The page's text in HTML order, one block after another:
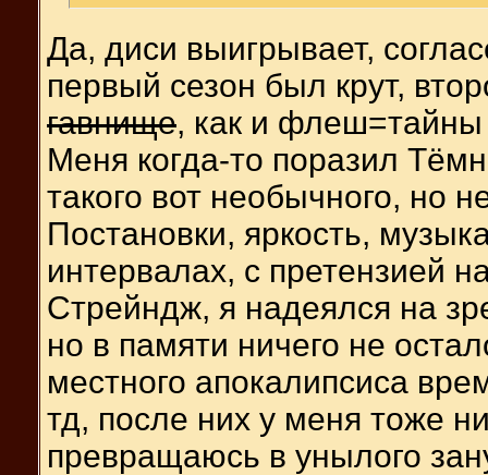
Да, диси выигрывает,
первый сезон был крут,
гавнище, как и
Меня когда-то поразил
такого вот необычного, но
Постановки, яркость,
интервалах, с претензией
Стрейндж, я надеялся на
но в памяти ничего не
местного апокалипсиса
тд, после них у меня тоже
превращаюсь в унылого